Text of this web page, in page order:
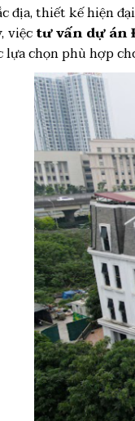
địa, thiết kế hiện
việctư vấn dự án
lựa chọn phù hợp